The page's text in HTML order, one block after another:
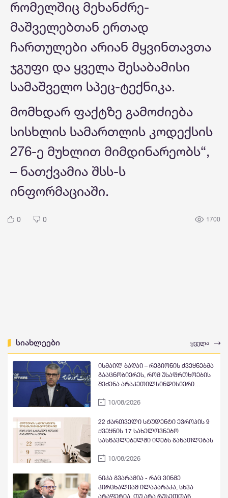
რომელშიც მეხანძრე-
მაშველებთან ერთად
ჩართულები არიან მყვინთავთა
ჯგუფი და ყველა შესაბამისი
სამაშველო სპეც-ტექნიკა.
მომხდარ ფაქტზე გამოძიება
სისხლის სამართლის კოდექსის
276-ე მუხლით მიმდინარეობს“,
– ნათქვამია შსს-ს
ინფორმაციაში.
0 0 1700
სიახლეები ყველა
ისმაილ ბაღაი – რეგიონის ქვეყნებმა
გააცნობიერეს, რომ უსაფრთხოების
შეძენა არაკეთილსინდისიერი
არის10/08/2026
22 ქართველი სტუდენტი ევროპის 9
ქვეყნის 17 სახელოვნებო
სასწავლებელში იღებს განათლებას
10/08/2026
ნიკა გვარამია - რაც ვინმე
კირცხალიამ ილაპარაკა, სხვა
არაფერია, თუ არა რუსეთთან